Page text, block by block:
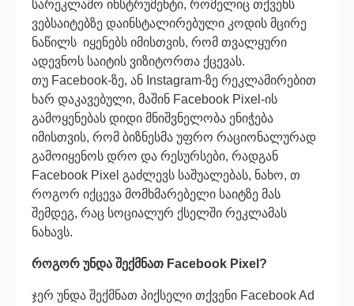
სარეკლამო ინსტრუმენტი, რომელიც თქვენს
ვებსაიტებზე დაინსტალირებული კოდის მცირე
ნაწილს იყენებს იმისთვის, რომ თვალყური
ადევნოს საიტის ვიზიტორთა ქცევას.
თუ Facebook-ზე, ან Instagram-ზე რეკლამირებით
ხარ დაკავებული, მაშინ Facebook Pixel-ის
გამოყენებას დიდი მნიშვნელობა ენიჭება
იმისთვის, რომ ბიზნესმა უფრო რაციონალურად
გამოიყენოს დრო და რესურსები, რადგან
Facebook Pixel გაძლევს საშუალებას, ნახო, თ
როგორ იქცევა მომხმარებელი საიტზე მას
შემდეგ, რაც სოციალურ ქსელში რეკლამას
ნახავს.
როგორ უნდა შექმნათ Facebook Pixel?
ჯერ უნდა შექმნათ პიქსელი თქვენი Facebook Ad